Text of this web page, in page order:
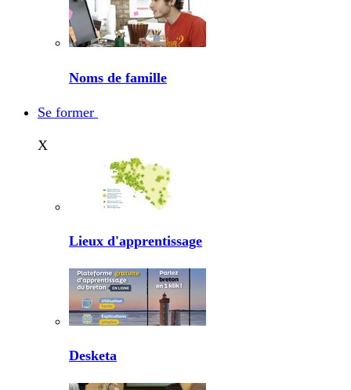
Noms de famille
Se former
X
Lieux d'apprentissage
Desketa